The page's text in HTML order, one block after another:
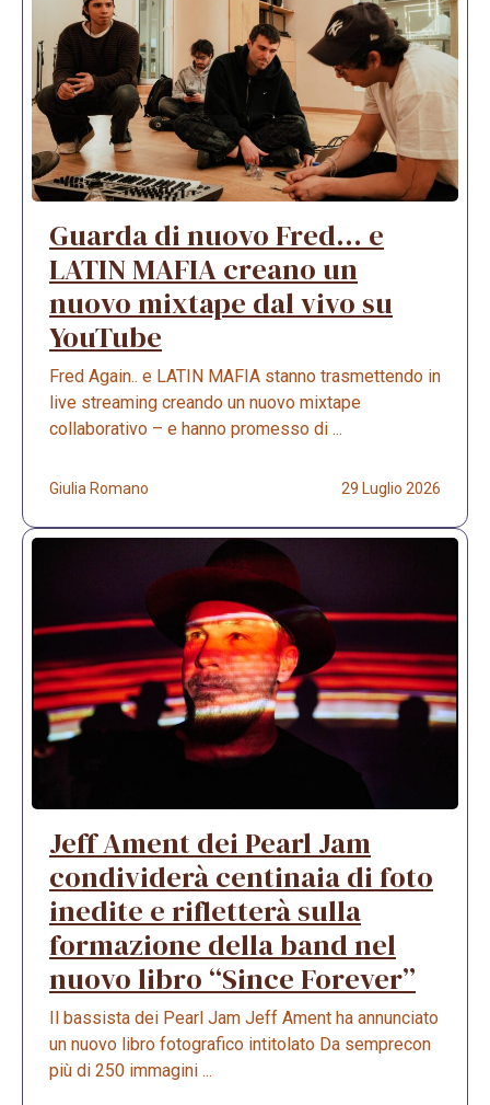
Guarda di nuovo Fred… e
LATIN MAFIA creano un
nuovo mixtape dal vivo su
YouTube
Fred Again.. e LATIN MAFIA stanno trasmettendo in
live streaming creando un nuovo mixtape
collaborativo – e hanno promesso di ...
Giulia Romano 29 Luglio 2026
Jeff Ament dei Pearl Jam
condividerà centinaia di foto
inedite e rifletterà sulla
formazione della band nel
nuovo libro “Since Forever”
Il bassista dei Pearl Jam Jeff Ament ha annunciato
un nuovo libro fotografico intitolato Da semprecon
più di 250 immagini ...